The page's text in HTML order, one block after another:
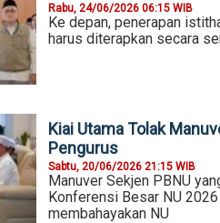
Rabu, 24/06/2026 06:15 WIB
Ke depan, penerapan
harus diterapkan secara
Kiai Utama Tolak
Pengurus
Sabtu, 20/06/2026 21:15 WIB
Manuver Sekjen PBNU
Konferensi Besar NU
membahayakan NU